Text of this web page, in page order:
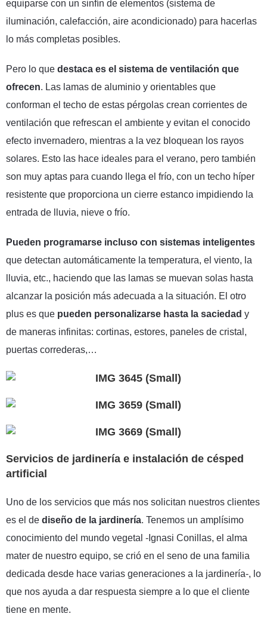
equiparse con un sinfín de elementos (sistema de
iluminación, calefacción, aire acondicionado) para hacerlas
lo más completas posibles.
Pero lo que destaca es el sistema de ventilación que
ofrecen. Las lamas de aluminio y orientables que
conforman el techo de estas pérgolas crean corrientes de
ventilación que refrescan el ambiente y evitan el conocido
efecto invernadero, mientras a la vez bloquean los rayos
solares. Esto las hace ideales para el verano, pero también
son muy aptas para cuando llega el frío, con un techo híper
resistente que proporciona un cierre estanco impidiendo la
entrada de lluvia, nieve o frío.
Pueden programarse incluso con sistemas inteligentes
que detectan automáticamente la temperatura, el viento, la
lluvia, etc., haciendo que las lamas se muevan solas hasta
alcanzar la posición más adecuada a la situación. El otro
plus es que pueden personalizarse hasta la saciedad y
de maneras infinitas: cortinas, estores, paneles de cristal,
puertas correderas,…
Servicios de jardinería e instalación de césped
artificial
Uno de los servicios que más nos solicitan nuestros clientes
es el de diseño de la jardinería. Tenemos un amplísimo
conocimiento del mundo vegetal -Ignasi Conillas, el alma
mater de nuestro equipo, se crió en el seno de una familia
dedicada desde hace varias generaciones a la jardinería-, lo
que nos ayuda a dar respuesta siempre a lo que el cliente
tiene en mente.